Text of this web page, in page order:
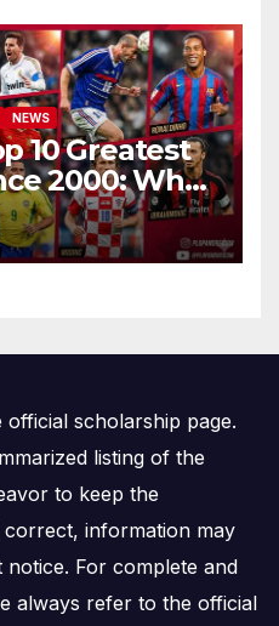
NEWS
10 Greatest
2000: Who
official scholarship page.
listing of the
to keep the
information may
For complete and
always refer to the official